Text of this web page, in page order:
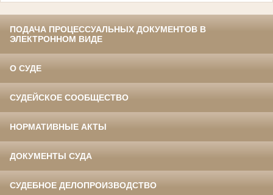
ПОДАЧА ПРОЦЕССУАЛЬНЫХ ДОКУМЕНТОВ В
ЭЛЕКТРОННОМ ВИДЕ
О СУДЕ
СУДЕЙСКОЕ СООБЩЕСТВО
НОРМАТИВНЫЕ АКТЫ
ДОКУМЕНТЫ СУДА
СУДЕБНОЕ ДЕЛОПРОИЗВОДСТВО